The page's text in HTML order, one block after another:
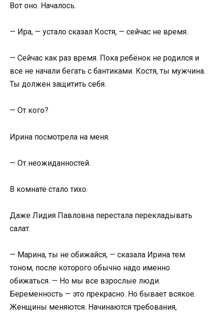
Вот оно. Началось.
— Ира, — устало сказал Костя, — сейчас не время.
— Сейчас как раз время. Пока ребёнок не родился и
все не начали бегать с бантиками. Костя, ты мужчина.
Ты должен защитить себя.
— От кого?
Ирина посмотрела на меня.
— От неожиданностей.
В комнате стало тихо.
Даже Лидия Павловна перестала перекладывать
салат.
— Марина, ты не обижайся, — сказала Ирина тем
тоном, после которого обычно надо именно
обижаться. — Но мы все взрослые люди.
Беременность — это прекрасно. Но бывает всякое.
Женщины меняются. Начинаются требования,